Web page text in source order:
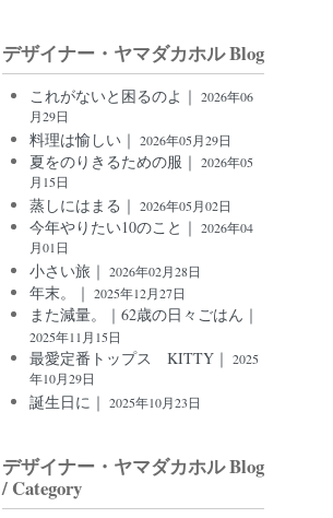
デザイナー・ヤマダカホル Blog
これがないと困るのよ｜ 2026年06
月29日
料理は愉しい｜ 2026年05月29日
夏をのりきるための服｜ 2026年05
月15日
蒸しにはまる｜ 2026年05月02日
今年やりたい10のこと｜ 2026年04
月01日
小さい旅｜ 2026年02月28日
年末。｜ 2025年12月27日
また減量。｜62歳の日々ごはん｜
2025年11月15日
最愛定番トップス KITTY｜ 2025
年10月29日
誕生日に｜ 2025年10月23日
デザイナー・ヤマダカホル Blog
/ Category